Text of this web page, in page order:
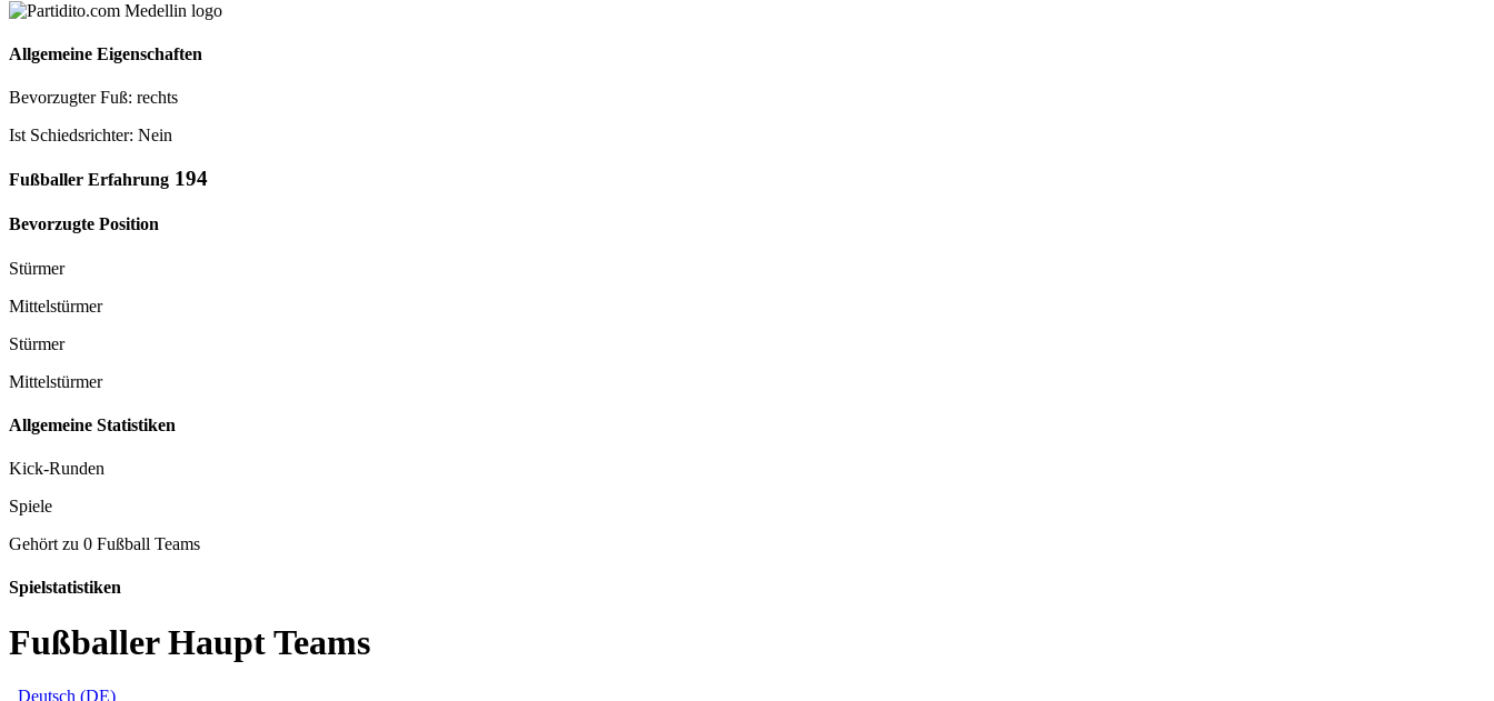
Allgemeine Eigenschaften
Bevorzugter Fuß: rechts
Ist Schiedsrichter: Nein
Fußballer Erfahrung 194
Bevorzugte Position
Stürmer
Mittelstürmer
Stürmer
Mittelstürmer
Allgemeine Statistiken
Kick-Runden
Spiele
Gehört zu 0 Fußball Teams
Spielstatistiken
Fußballer Haupt Teams
Deutsch (DE)